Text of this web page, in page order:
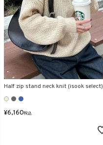
Half zip stand neck knit (isook select)
¥6,160税込